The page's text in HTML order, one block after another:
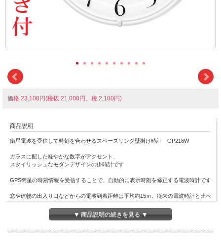
価格:23,100円(税抜 21,000円、税 2,100円)
商品説明
衛星電波を受信して時刻を合わせるスペースリンク壁掛け時計 GP216W
ガラスに配した軽やかな数字がアクセント、
スタイリッシュなモダンデザインの掛時計です
GPS衛星の時刻情報を受信することで、自動的に表示時刻を修正する電波時計です
窓や建物の出入り口などからの電波到着距離は平均約15ｍ。従来の電波時計と比べ
▼ 商品説明の続きを見る ▼